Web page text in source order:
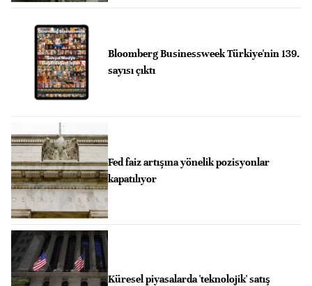
Bloomberg Businessweek Türkiye'nin 139.
sayısı çıktı
Fed faiz artışına yönelik pozisyonlar
kapatılıyor
Küresel piyasalarda 'teknolojik' satış